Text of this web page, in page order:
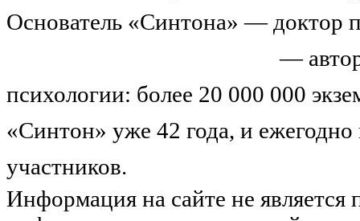
Основатель «Синтона» — доктор
—
психологии: более 20 000 000
«Синтон» уже 42 года, и
участников.
Информация на сайте не